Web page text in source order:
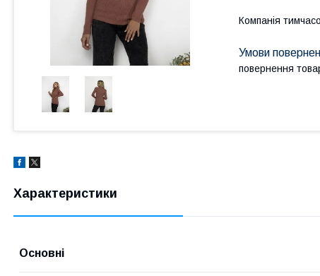
Компанія
повернення
Характеристики
Основні